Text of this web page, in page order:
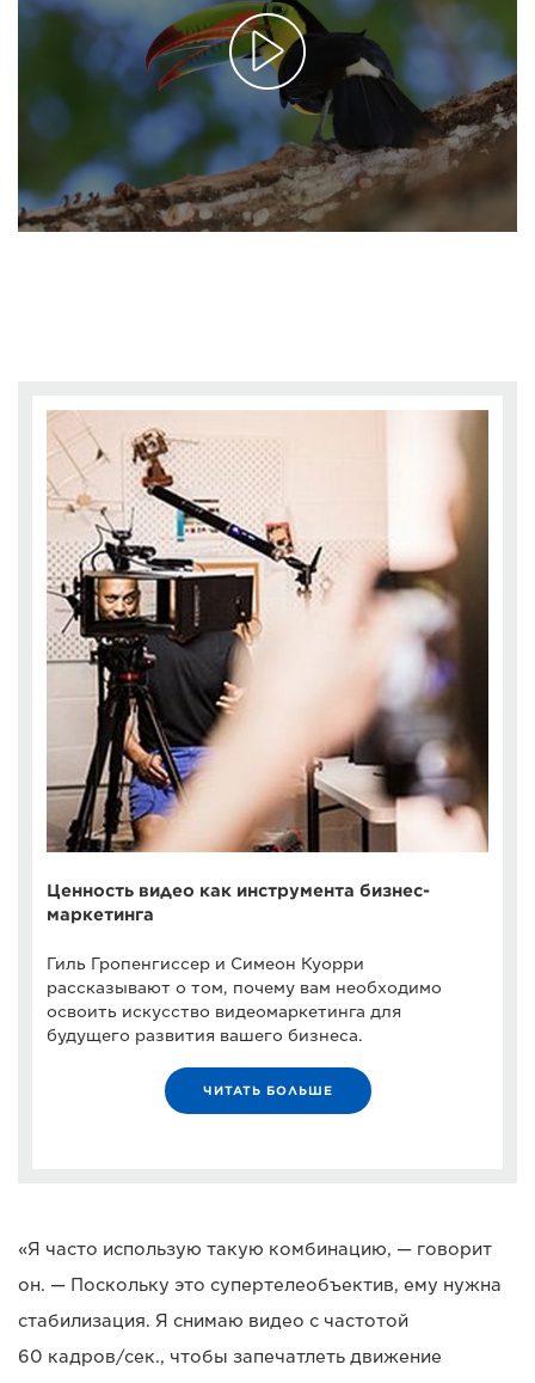
Ценность видео как инструмента бизнес-
маркетинга
Гиль Гропенгиссер и Симеон Куорри
рассказывают о том, почему вам необходимо
освоить искусство видеомаркетинга для
будущего развития вашего бизнеса.
ЧИТАТЬ БОЛЬШЕ
«Я часто использую такую комбинацию, — говорит
он. — Поскольку это супертелеобъектив, ему нужна
стабилизация. Я снимаю видео с частотой
60 кадров/сек., чтобы запечатлеть движение